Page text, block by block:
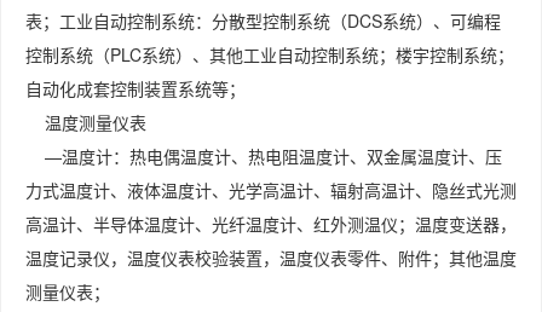
表；工业自动控制系统：分散型控制系统（DCS系统）、可编程
控制系统（PLC系统）、其他工业自动控制系统；楼宇控制系统；
自动化成套控制装置系统等；
温度测量仪表
—温度计：热电偶温度计、热电阻温度计、双金属温度计、压
力式温度计、液体温度计、光学高温计、辐射高温计、隐丝式光测
高温计、半导体温度计、光纤温度计、红外测温仪；温度变送器，
温度记录仪，温度仪表校验装置，温度仪表零件、附件；其他温度
测量仪表；